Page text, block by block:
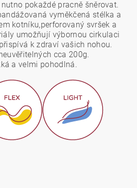
pokaždé pracně šněrovat.
vyměkčená stélka a
kotníku,perforovaný svršek a
umožňují výbornou cirkulaci
k zdraví vašich nohou.
cca 200g.
a velmi pohodlná.